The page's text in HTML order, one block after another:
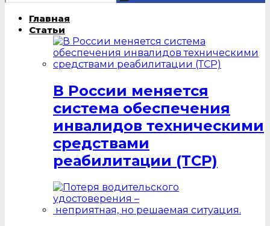
Главная
Статьи
В России меняется
система обеспечения
инвалидов техническими
средствами
реабилитации (ТСР)